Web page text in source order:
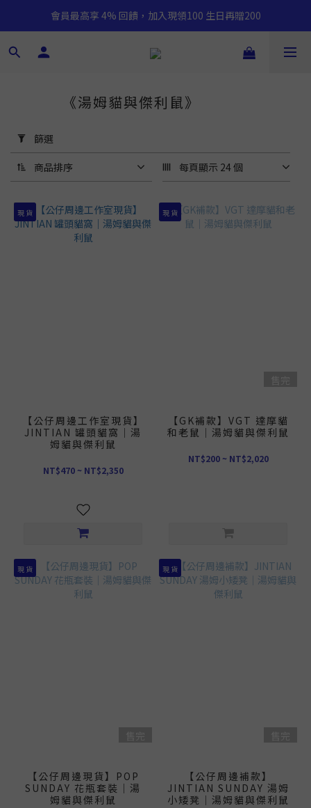
會員最高享 4% 回饋，加入現領100 生日再贈200
用
篩
選
(0/20)
價格
(NT$)
《湯姆貓與傑利鼠》
篩選
商品排序 每頁顯示 24 個
現 貨
【公仔周邊工作室現貨】
JINTIAN 罐頭貓窩｜湯
姆貓與傑利鼠
NT$470 ~ NT$2,350
現 貨
【GK補款】VGT 達摩貓
和老鼠｜湯姆貓與傑利鼠
NT$200 ~ NT$2,020
現 貨
【公仔周邊現貨】POP
SUNDAY 花瓶套裝｜湯
姆貓與傑利鼠
現 貨
【公仔周邊補款】
JINTIAN SUNDAY 湯姆
小矮凳｜湯姆貓與傑利鼠